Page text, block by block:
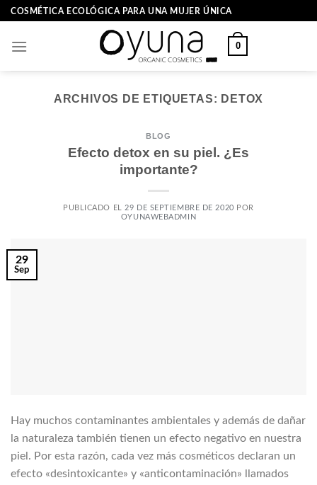
Skip
content
COSMÉTICA ECOLÓGICA PARA UNA MUJER ÚNICA
0
ARCHIVOS DE ETIQUETAS: DETOX
BLOG
Efecto detox en su piel. ¿Es
importante?
PUBLICADO EL 29 DE SEPTIEMBRE DE 2020 POR
OYUNAWEBADMIN
29
Sep
Hay muchos contaminantes ambientales y además de dañar
la naturaleza también tienen un efecto negativo en nuestra
piel. Por esta razón, cada vez más cosméticos declaran un
efecto «desintoxicante» y «anticontaminación» llamados